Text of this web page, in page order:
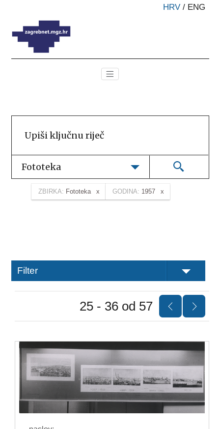
HRV / ENG
Fototeka
ZBIRKA: Fototeka GODINA: 1957
Filter
25 - 36 od 57